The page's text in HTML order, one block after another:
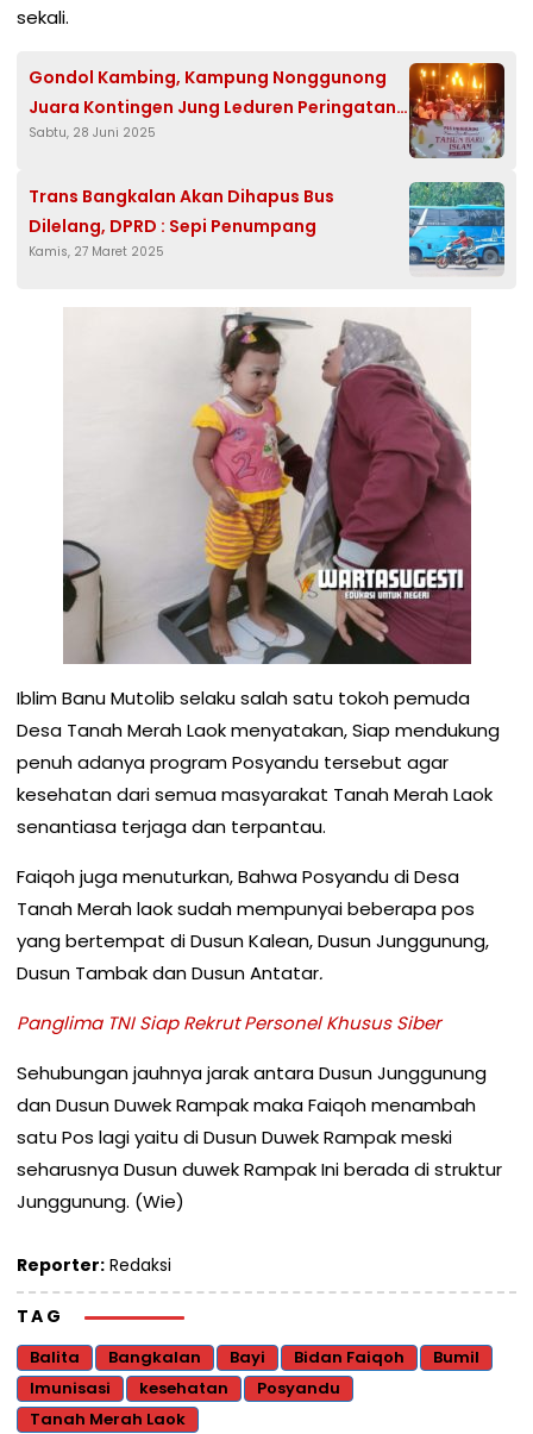
sekali.
Gondol Kambing, Kampung Nonggunong
Juara Kontingen Jung Leduren Peringatan
Tahun Baru Islam
Sabtu, 28 Juni 2025
Trans Bangkalan Akan Dihapus Bus
Dilelang, DPRD : Sepi Penumpang
Kamis, 27 Maret 2025
Iblim Banu Mutolib selaku salah satu tokoh pemuda
Desa Tanah Merah Laok menyatakan, Siap mendukung
penuh adanya program Posyandu tersebut agar
kesehatan dari semua masyarakat Tanah Merah Laok
senantiasa terjaga dan terpantau.
Faiqoh juga menuturkan, Bahwa Posyandu di Desa
Tanah Merah laok sudah mempunyai beberapa pos
yang bertempat di Dusun Kalean, Dusun Junggunung,
Dusun Tambak dan Dusun Antatar.
Panglima TNI Siap Rekrut Personel Khusus Siber
Sehubungan jauhnya jarak antara Dusun Junggunung
dan Dusun Duwek Rampak maka Faiqoh menambah
satu Pos lagi yaitu di Dusun Duwek Rampak meski
seharusnya Dusun duwek Rampak Ini berada di struktur
Junggunung. (Wie)
Reporter: Redaksi
TAG
Balita Bangkalan Bayi Bidan Faiqoh
Bumil
Imunisasi
kesehatan
Posyandu
Tanah Merah Laok